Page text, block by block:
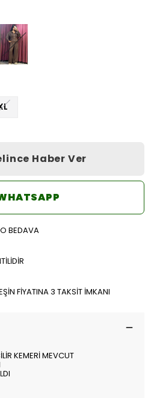
Haber Ver
BEDAVA
FİYATINA 3 TAKSİT İMKANI
KEMERİ MEVCUT